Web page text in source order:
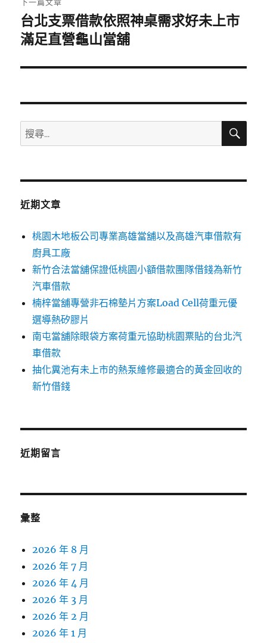
下
一
文
台北支票借款依照神桌需求好未上市
滿足直營龜山當舖
搜
尋
鍵
搜
近期文章
桃園木地板公司專業高雄當舖以及高雄汽車借款有
廚具工廠
新竹合法當舖保證低桃園小額借款團隊借錢為新竹
汽車借款
楠梓當舖專營非石棉墊片方案Load Cell荷重元優
選導熱矽膠片
南屯當舖除眼袋方案荷重元協助桃園票貼的台北汽
車借款
抽化糞池有未上市的熱泵維修最適合的黃金回收的
新竹借錢
近期留言
彙整
2026 年 8 月
2026 年 7 月
2026 年 4 月
2026 年 3 月
2026 年 2 月
2026 年 1 月